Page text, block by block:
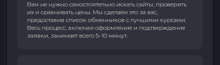
Вам не нужно самостоятельно искать сайты, проверять
их и сравнивать цены. Мы сделаем это за вас,
предоставив список обменников с лучшими курсами.
Весь процесс, включая оформление и подтверждение
заявки, занимает всего 5–10 минут.